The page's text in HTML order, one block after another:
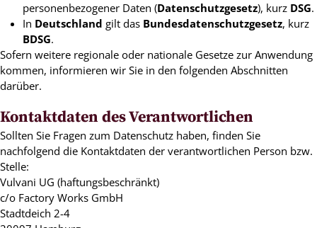
personenbezogener Daten (Datenschutzgesetz), kurz DSG.
In Deutschland gilt das Bundesdatenschutzgesetz, kurz
BDSG.
Sofern weitere regionale oder nationale Gesetze zur Anwendung
kommen, informieren wir Sie in den folgenden Abschnitten
darüber.
Kontaktdaten des Verantwortlichen
Sollten Sie Fragen zum Datenschutz haben, finden Sie
nachfolgend die Kontaktdaten der verantwortlichen Person bzw.
Stelle:
Vulvani UG (haftungsbeschränkt)
c/o Factory Works GmbH
Stadtdeich 2-4